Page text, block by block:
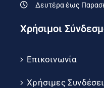
Δευτέρα έως
Χρήσιμοι
Επικοινωνία
Χρήσιμες